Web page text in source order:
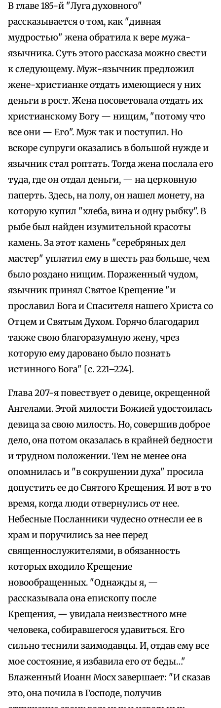
В главе 185-й "Луга духовного"
рассказывается о том, как "дивная
мудростью" жена обратила к вере мужа-
язычника. Суть этого рассказа можно свести
к следующему. Муж-язычник предложил
жене-христианке отдать имеющиеся у них
деньги в рост. Жена посоветовала отдать их
христианскому Богу — нищим, "потому что
все они — Его". Муж так и поступил. Но
вскоре супруги оказались в большой нужде и
язычник стал роптать. Тогда жена послала его
туда, где он отдал деньги, — на церковную
паперть. Здесь, на полу, он нашел монету, на
которую купил "хлеба, вина и одну рыбку". В
рыбе был найден изумительной красоты
камень. За этот камень "серебряных дел
мастер" уплатил ему в шесть раз больше, чем
было роздано нищим. Пораженный чудом,
язычник принял Святое Крещение "и
прославил Бога и Спасителя нашего Христа со
Отцем и Святым Духом. Горячо благодарил
также свою благоразумную жену, чрез
которую ему даровано было познать
истинного Бога" [с. 221–224].
Глава 207-я повествует о девице, окрещенной
Ангелами. Этой милости Божией удостоилась
девица за свою милость. Но, совершив доброе
дело, она потом оказалась в крайней бедности
и трудном положении. Тем не менее она
опомнилась и "в сокрушении духа" просила
допустить ее до Святого Крещения. И вот в то
время, когда люди отвернулись от нее.
Небесные Посланники чудесно отнесли ее в
храм и поручились за нее перед
священнослужителями, в обязанность
которых входило Крещение
новообращенных. "Однажды я, —
рассказывала она епископу после
Крещения, — увидала неизвестного мне
человека, собиравшегося удавиться. Его
сильно теснили заимодавцы. И, отдав ему все
мое состояние, я избавила его от беды…"
Блаженный Иоанн Мосх завершает: "И сказав
это, она почила в Господе, получив